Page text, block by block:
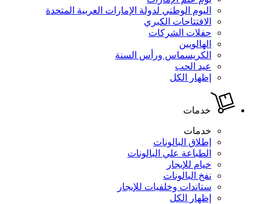
اليوم الوطني لدولة الإمارات العربية المتحدة
الافتتاحات الكبري
حفلات الشركات
الهالويين
الكريسماس ورأس السنة
عيد الحب
إظهار الكل
خدمات
خدمات
إطلاق البالونات
الطباعة علي البالونات
خيام للإيجار
نفخ البالونات
ستاندات وخلفيات للإيجار
إظهار الكل